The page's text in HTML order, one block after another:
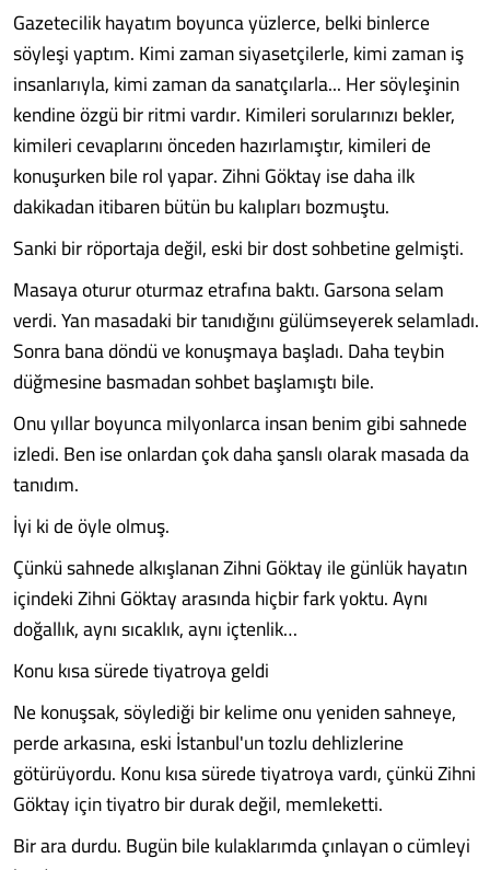
Gazetecilik hayatım boyunca yüzlerce, belki binlerce
söyleşi yaptım. Kimi zaman siyasetçilerle, kimi zaman iş
insanlarıyla, kimi zaman da sanatçılarla... Her söyleşinin
kendine özgü bir ritmi vardır. Kimileri sorularınızı bekler,
kimileri cevaplarını önceden hazırlamıştır, kimileri de
konuşurken bile rol yapar. Zihni Göktay ise daha ilk
dakikadan itibaren bütün bu kalıpları bozmuştu.
Sanki bir röportaja değil, eski bir dost sohbetine gelmişti.
Masaya oturur oturmaz etrafına baktı. Garsona selam
verdi. Yan masadaki bir tanıdığını gülümseyerek selamladı.
Sonra bana döndü ve konuşmaya başladı. Daha teybin
düğmesine basmadan sohbet başlamıştı bile.
Onu yıllar boyunca milyonlarca insan benim gibi sahnede
izledi. Ben ise onlardan çok daha şanslı olarak masada da
tanıdım.
İyi ki de öyle olmuş.
Çünkü sahnede alkışlanan Zihni Göktay ile günlük hayatın
içindeki Zihni Göktay arasında hiçbir fark yoktu. Aynı
doğallık, aynı sıcaklık, aynı içtenlik…
Konu kısa sürede tiyatroya geldi
Ne konuşsak, söylediği bir kelime onu yeniden sahneye,
perde arkasına, eski İstanbul'un tozlu dehlizlerine
götürüyordu. Konu kısa sürede tiyatroya vardı, çünkü Zihni
Göktay için tiyatro bir durak değil, memleketti.
Bir ara durdu. Bugün bile kulaklarımda çınlayan o cümleyi